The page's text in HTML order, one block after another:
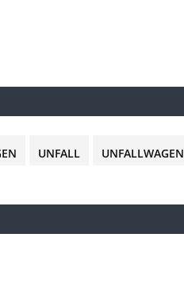
UNFALL UNFALLWAGEN